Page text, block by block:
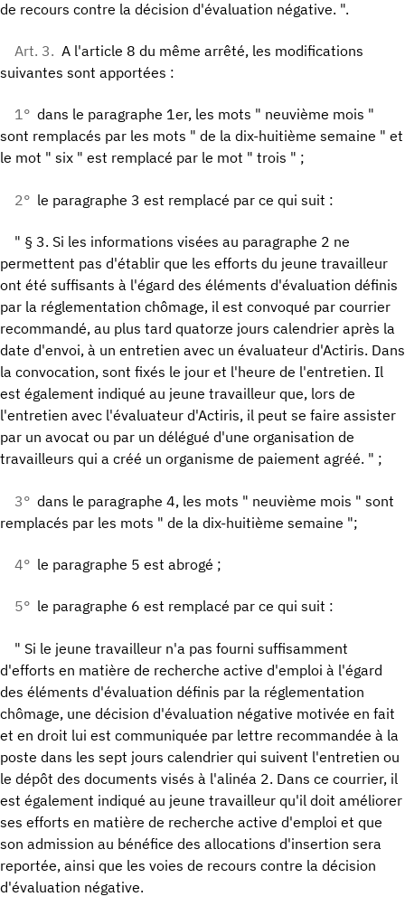
de recours contre la décision d'évaluation négative. ".
Art. 3. A l'article 8 du même arrêté, les modifications
suivantes sont apportées :
1° dans le paragraphe 1er, les mots " neuvième mois "
sont remplacés par les mots " de la dix-huitième semaine " et
le mot " six " est remplacé par le mot " trois " ;
2° le paragraphe 3 est remplacé par ce qui suit :
" § 3. Si les informations visées au paragraphe 2 ne
permettent pas d'établir que les efforts du jeune travailleur
ont été suffisants à l'égard des éléments d'évaluation définis
par la réglementation chômage, il est convoqué par courrier
recommandé, au plus tard quatorze jours calendrier après la
date d'envoi, à un entretien avec un évaluateur d'Actiris. Dans
la convocation, sont fixés le jour et l'heure de l'entretien. Il
est également indiqué au jeune travailleur que, lors de
l'entretien avec l'évaluateur d'Actiris, il peut se faire assister
par un avocat ou par un délégué d'une organisation de
travailleurs qui a créé un organisme de paiement agréé. " ;
3° dans le paragraphe 4, les mots " neuvième mois " sont
remplacés par les mots " de la dix-huitième semaine ";
4° le paragraphe 5 est abrogé ;
5° le paragraphe 6 est remplacé par ce qui suit :
" Si le jeune travailleur n'a pas fourni suffisamment
d'efforts en matière de recherche active d'emploi à l'égard
des éléments d'évaluation définis par la réglementation
chômage, une décision d'évaluation négative motivée en fait
et en droit lui est communiquée par lettre recommandée à la
poste dans les sept jours calendrier qui suivent l'entretien ou
le dépôt des documents visés à l'alinéa 2. Dans ce courrier, il
est également indiqué au jeune travailleur qu'il doit améliorer
ses efforts en matière de recherche active d'emploi et que
son admission au bénéfice des allocations d'insertion sera
reportée, ainsi que les voies de recours contre la décision
d'évaluation négative.